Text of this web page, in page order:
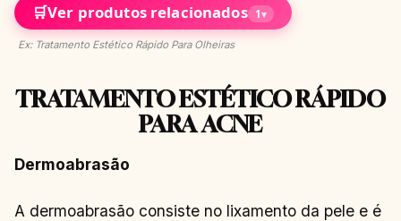
🛒Ver produtos relacionados 1▾
Ex: Tratamento Estético Rápido Para Olheiras
TRATAMENTO ESTÉTICO RÁPIDO
PARA ACNE
Dermoabrasão
A dermoabrasão consiste no lixamento da pele e é